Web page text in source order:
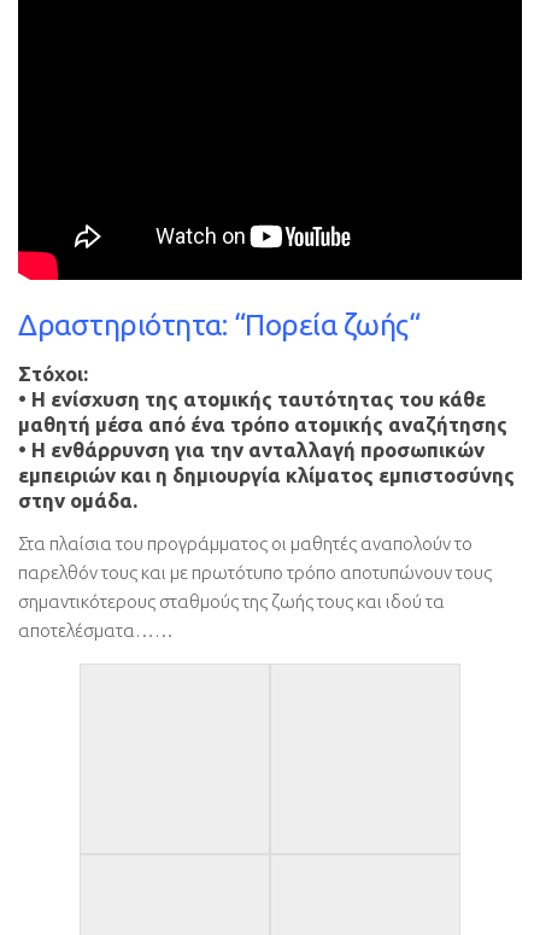
Δραστηριότητα: “Πορεία ζωής“
Στόχοι:
• Η ενίσχυση της ατομικής ταυτότητας του κάθε
μαθητή μέσα από ένα τρόπο ατομικής αναζήτησης
• Η ενθάρρυνση για την ανταλλαγή προσωπικών
εμπειριών και η δημιουργία κλίματος εμπιστοσύνης
στην ομάδα.
Στα πλαίσια του προγράμματος οι μαθητές αναπολούν το
παρελθόν τους και με πρωτότυπο τρόπο αποτυπώνουν τους
σημαντικότερους σταθμούς της ζωής τους και ιδού τα
αποτελέσματα……